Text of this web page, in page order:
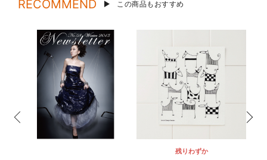
RECOMMEND この商品もおすすめ
残りわずか